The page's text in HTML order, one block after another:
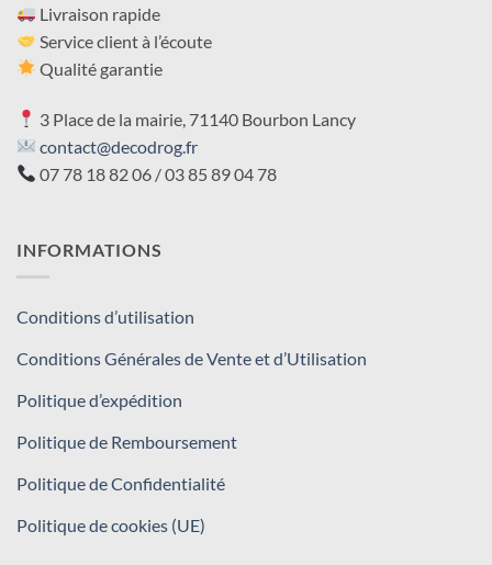
Livraison rapide
Service client à l’écoute
Qualité garantie
3 Place de la mairie, 71140 Bourbon Lancy
contact@decodrog.fr
07 78 18 82 06 / 03 85 89 04 78
INFORMATIONS
Conditions d’utilisation
Conditions Générales de Vente et d’Utilisation
Politique d’expédition
Politique de Remboursement
Politique de Confidentialité
Politique de cookies (UE)